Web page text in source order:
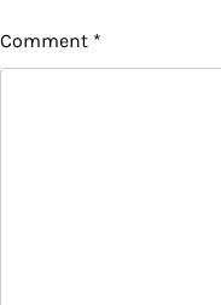
Comment *